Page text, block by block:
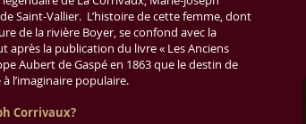
Saint-Vallier. L’histoire de cette femme, dont
de la rivière Boyer, se confond avec la
après la publication du livre « Les Anciens
Aubert de Gaspé en 1863 que le destin de
l’imaginaire populaire.
Corrivaux?